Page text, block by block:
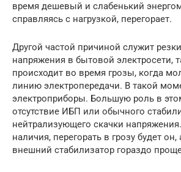
время дешевый и слабенький
справляясь с нагрузкой, перегорает.
Другой частой причиной служит
напряжения в бытовой электросети,
происходит во время грозы, когда
линию электропередачи. В такой
электроприборы. Большую роль в
отсутствие ИБП или обычного
нейтрализующего скачки
наличия, перегорать в грозу будет
внешний стабилизатор гораздо